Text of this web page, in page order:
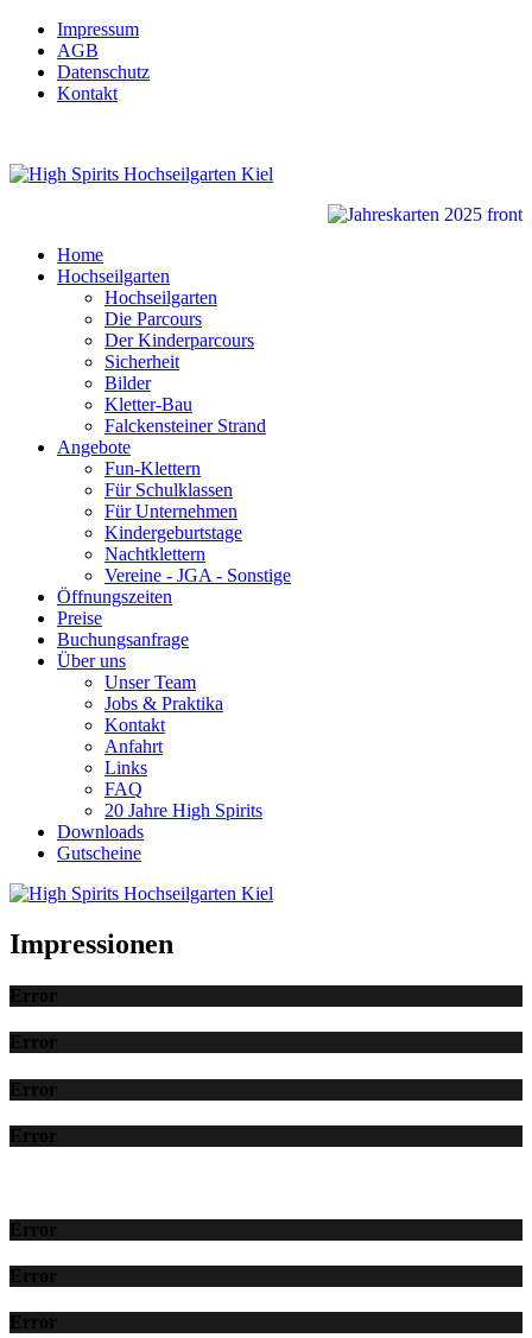
Impressum
AGB
Datenschutz
Kontakt
Home
Hochseilgarten
Hochseilgarten
Die Parcours
Der Kinderparcours
Sicherheit
Bilder
Kletter-Bau
Falckensteiner Strand
Angebote
Fun-Klettern
Für Schulklassen
Für Unternehmen
Kindergeburtstage
Nachtklettern
Vereine - JGA - Sonstige
Öffnungszeiten
Preise
Buchungsanfrage
Über uns
Unser Team
Jobs & Praktika
Kontakt
Anfahrt
Links
FAQ
20 Jahre High Spirits
Downloads
Gutscheine
Impressionen
Error
Error
Error
Error
Error
Error
Error